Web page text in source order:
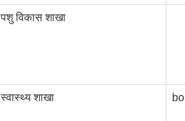
पशु विकास शाखा
स्वास्थ्य शाखा